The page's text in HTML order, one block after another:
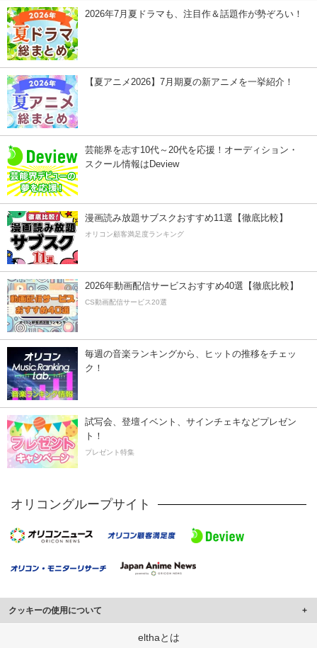
2026年7月夏ドラマも、注目作＆話題作が勢ぞろい！
【夏アニメ2026】7月期夏の新アニメを一挙紹介！
芸能界を志す10代～20代を応援！オーディション・
スクール情報はDeview
漫画読み放題サブスクおすすめ11選【徹底比較】
オリコン顧客満足度ランキング
2026年動画配信サービスおすすめ40選【徹底比較】
CS動画配信サービス20選
毎週の音楽ランキングから、ヒットの推移をチェッ
ク！
試写会、登壇イベント、サインチェキなどプレゼン
ト！
プレゼント特集
オリコングループサイト
クッキーの使用について
このサイトでは Cookie を使用して、ユーザーに合わせたコンテンツや広告の
elthaとは